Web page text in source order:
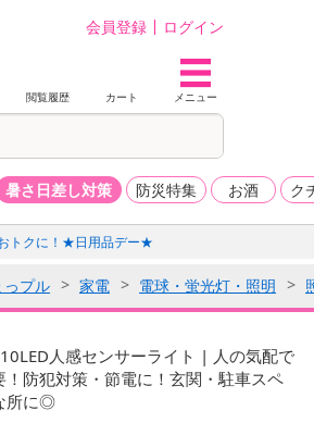
会員登録 ログイン
閲覧履歴 カート メニュー
暑さ日差し対策 防災特集 お酒 ク
トクに！★日用品デー★
っプル 家電 電球・蛍光灯・照明
人感センサーライト | 人の気配で
！防犯対策・節電に！玄関・駐車スペ
所に◎